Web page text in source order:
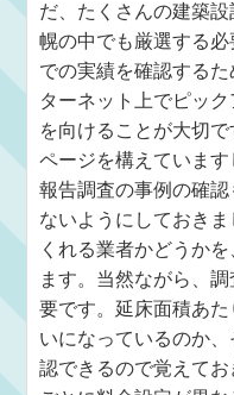
だ、たくさんの建築
幌の中でも厳選する
での実績を確認する
ターネット上でピッ
を向けることが大切
ページを構えていま
報告調査の事例の確
ないようにしておき
くれる業者かどうか
ます。当然ながら、
要です。延床面積あ
いになっているのか
認できるので覚えて